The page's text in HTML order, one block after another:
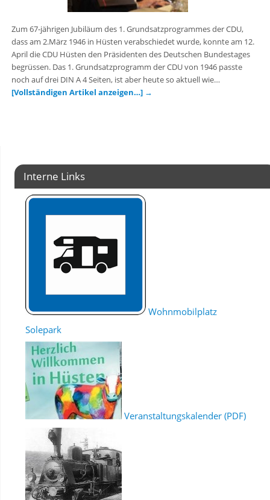
Zum 67-jährigen Jubiläum des 1. Grundsatzprogrammes der CDU,
dass am 2.März 1946 in Hüsten verabschiedet wurde, konnte am 12.
April die CDU Hüsten den Präsidenten des Deutschen Bundestages
begrüssen. Das 1. Grundsatzprogramm der CDU von 1946 passte
noch auf drei DIN A 4 Seiten, ist aber heute so aktuell wie…
[Vollständigen Artikel anzeigen…] →
Interne Links
Wohnmobilplatz
Solepark
Veranstaltungskalender (PDF)